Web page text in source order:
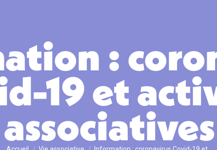
:
19 et
associatives